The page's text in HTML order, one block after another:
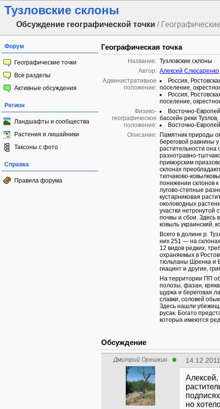
Тузловские склоны
Обсуждение географической точки /
Форум
Географические точки
Все разделы
Активные обсуждения
Регион
Ландшафты и сообщества
Растения и лишайники
Таксоны с фото
Справка
Правила форума
Географическая точка
Название: Тузловские склоны
Автор: Алексей Слюсаренко
Административное
положение:
Россия,
поселение,
Россия,
поселение,
Физико-
географическое
положение:
Восточно-
бассейн реки
Восточно-
Описание: Памятник природы
береговой равнины
растительности она
разнотравно-
приморским
склонах
типчаково-
понижении склонов
лугово-степные
кустарниковая
околоводных
участки нетронутой
почвы и сбои. Здесь
ковыль украинский,
Всего в долине р.
них 251 — на
12 видов редких,
охраняемых в
тюльпаны Шренка и
гиацинт и другие,
На территории ПП
полозы, фазан,
щурка и береговая
славки, соловей
Здесь нашли
русак. Богато
которых имеются
Обсуждение
Дмитрий Орешкин
но